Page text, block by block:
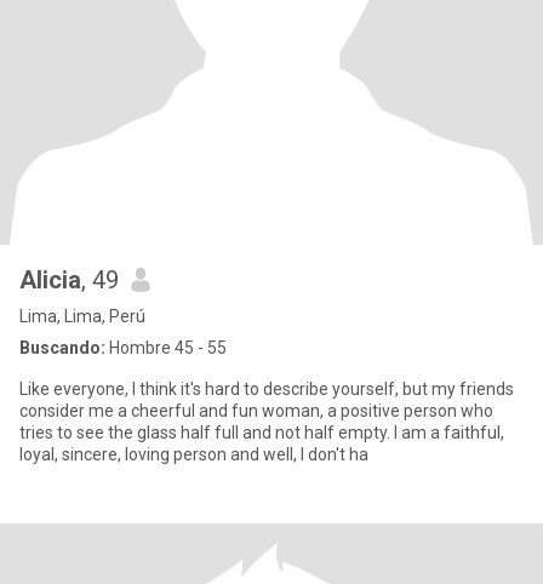
Alicia, 49
Lima, Lima, Perú
Buscando: Hombre 45 - 55
Like everyone, I think it's hard to describe yourself, but my friends
consider me a cheerful and fun woman, a positive person who
tries to see the glass half full and not half empty. I am a faithful,
loyal, sincere, loving person and well, I don't ha